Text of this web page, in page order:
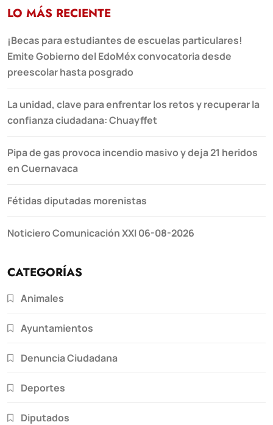
LO MÁS RECIENTE
¡Becas para estudiantes de escuelas particulares!
Emite Gobierno del EdoMéx convocatoria desde
preescolar hasta posgrado
La unidad, clave para enfrentar los retos y recuperar la
confianza ciudadana: Chuayffet
Pipa de gas provoca incendio masivo y deja 21 heridos
en Cuernavaca
Fétidas diputadas morenistas
Noticiero Comunicación XXI 06-08-2026
CATEGORÍAS
Animales
Ayuntamientos
Denuncia Ciudadana
Deportes
Diputados